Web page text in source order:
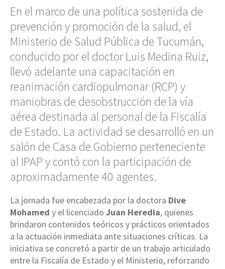
En el marco de una política sostenida de
prevención y promoción de la salud, el
Ministerio de Salud Pública de Tucumán,
conducido por el doctor Luis Medina Ruiz,
llevó adelante una capacitación en
reanimación cardiopulmonar (RCP) y
maniobras de desobstrucción de la vía
aérea destinada al personal de la Fiscalía
de Estado. La actividad se desarrolló en un
salón de Casa de Gobierno perteneciente
al IPAP y contó con la participación de
aproximadamente 40 agentes.
La jornada fue encabezada por la doctora Dive
Mohamed y el licenciado Juan Heredia, quienes
brindaron contenidos teóricos y prácticos orientados
a la actuación inmediata ante situaciones críticas. La
iniciativa se concretó a partir de un trabajo articulado
entre la Fiscalía de Estado y el Ministerio, reforzando